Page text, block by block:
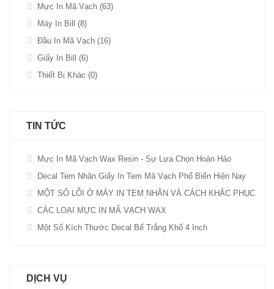
Mực In Mã Vạch (63)
Máy In Bill (8)
Đầu In Mã Vạch (16)
Giấy In Bill (6)
Thiết Bị Khác (0)
TIN TỨC
Mực In Mã Vạch Wax Resin - Sự Lựa Chọn Hoàn Hảo
Decal Tem Nhãn Giấy In Tem Mã Vạch Phổ Biến Hiện Nay
MỘT SỐ LỖI Ở MÁY IN TEM NHÃN VÀ CÁCH KHẮC PHỤC
CÁC LOẠI MỰC IN MÃ VẠCH WAX
Một Số Kích Thước Decal Bế Trắng Khổ 4 Inch
DỊCH VỤ